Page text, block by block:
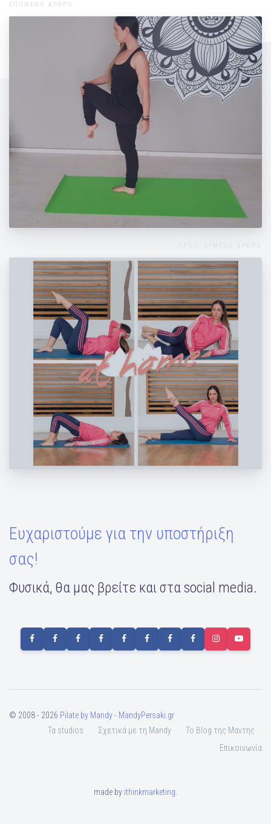
ΕΠΟΜΕΝΟ ΑΡΘΡΟ
Διατατικές ασκήσεις για όλο το σώμα
Detox ασκήσεις στο σπίτι
Ευχαριστούμε για την υποστήριξη
σας!
Φυσικά, θα μας βρείτε και στα social media.
© 2008 - 2026 Pilate by Mandy - MandyPersaki.gr
Τα studios
Σχετικά με τη Mandy
To Blog της Μαντης
Επικοινωνία
made by ithinkmarketing